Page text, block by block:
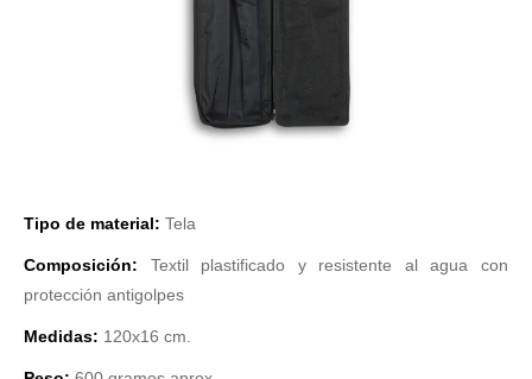
Tipo de material: Tela
Composición: Textil plastificado y resistente al agua con
protección antigolpes
Medidas: 120x16 cm.